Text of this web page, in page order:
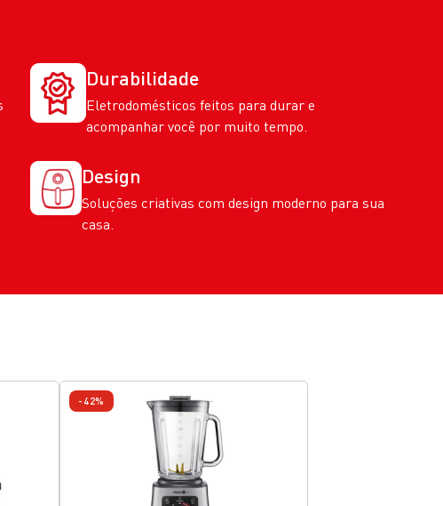
Durabilidade
Eletrodomésticos feitos para durar e
acompanhar você por muito tempo.
Design
Soluções criativas com design moderno para sua
casa.
-42%